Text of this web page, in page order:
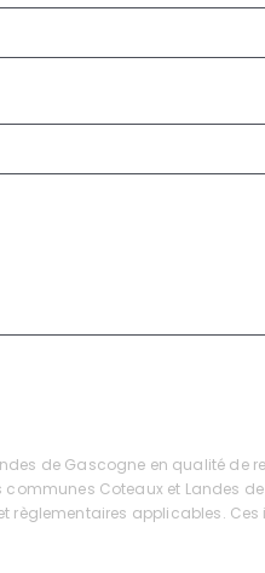
de Gascogne en qualité de
Coteaux et Landes
applicables.